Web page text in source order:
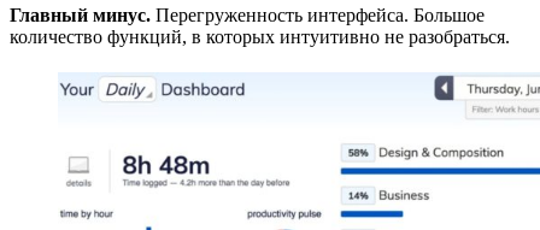
Главный минус. Перегруженность интерфейса. Большое
количество функций, в которых интуитивно не разобраться.